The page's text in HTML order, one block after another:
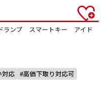
ランプ スマートキー アイド
対応
高価下取り対応可